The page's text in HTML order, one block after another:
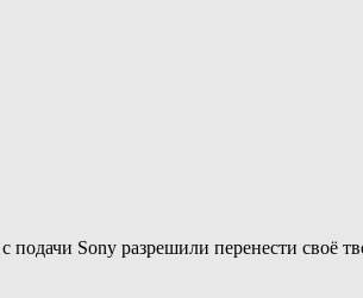
Sony разрешили перенести своё